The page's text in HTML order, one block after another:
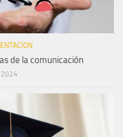
de la comunicación
2024